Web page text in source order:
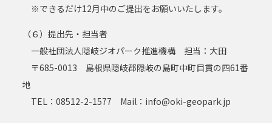
※できるだけ12月中のご提出をお願いいたします。
（６）提出先・担当者
一般社団法人隠岐ジオパーク推進機構 担当：大田
〒685-0013 島根県隠岐郡隠岐の島町中町目貫の四61番
地
TEL：08512-2-1577 Mail： info@oki-geopark.jp